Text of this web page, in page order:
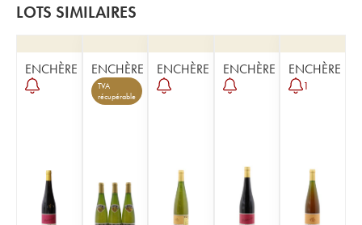
LOTS SIMILAIRES
ENCHÈRE ENCHÈRE
TVA
récupérable
ENCHÈRE ENCHÈRE ENCHÈRE
1